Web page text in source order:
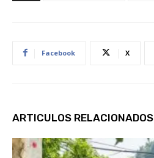
Facebook X
ARTICULOS RELACIONADOS